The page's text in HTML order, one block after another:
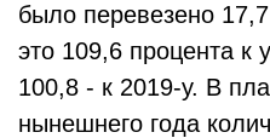
было перевезено
это 109,6 процента к
100,8 - к 2019-у. В
нынешнего года